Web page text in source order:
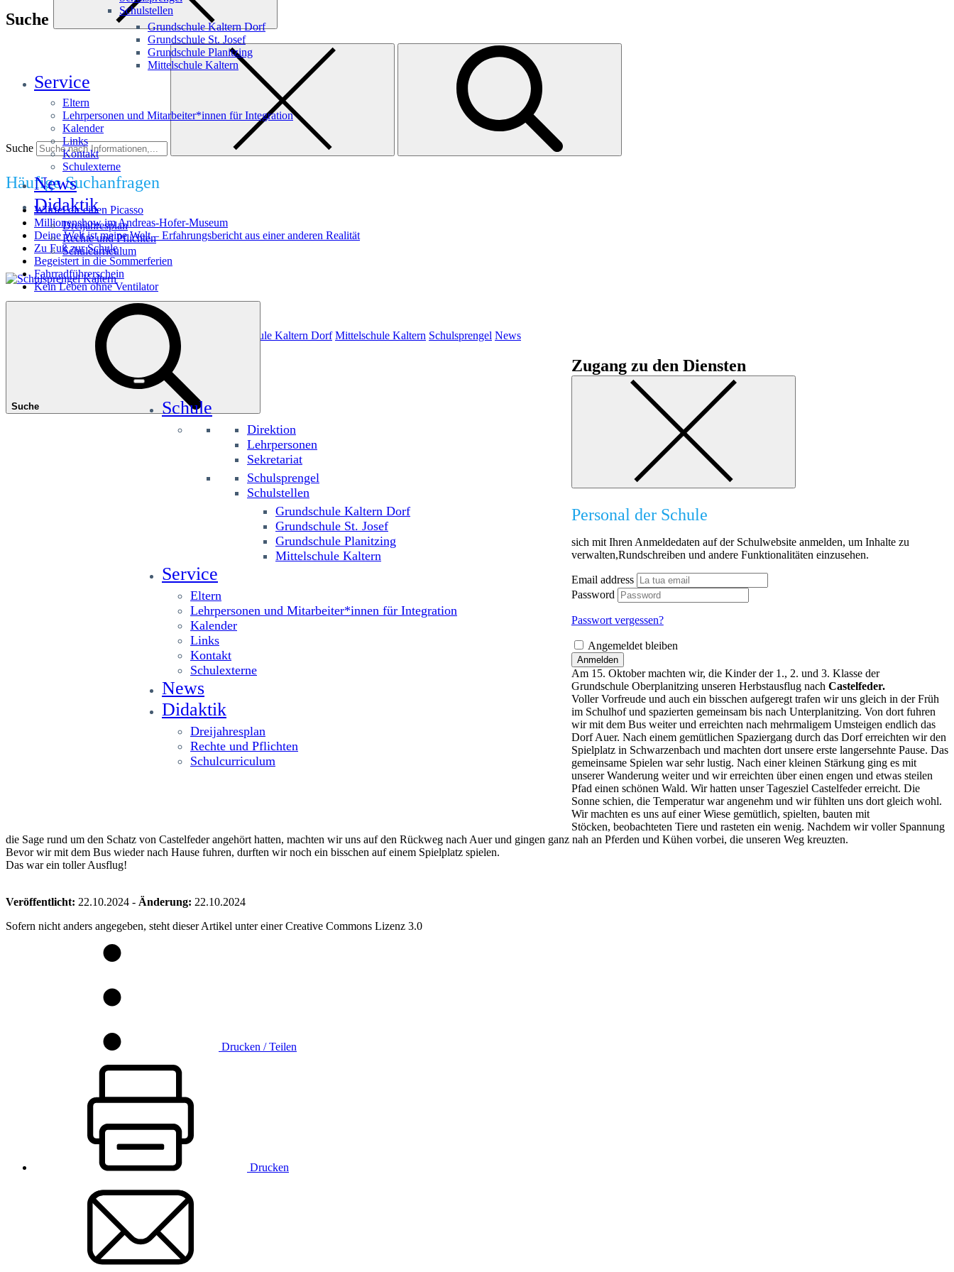
Schulstellen
Grundschule Kaltern Dorf
Grundschule St. Josef
Grundschule Planitzing
Mittelschule Kaltern
Service
Eltern
Lehrpersonen und Mitarbeiter*innen für Integration
Kalender
Links
Kontakt
Schulexterne
News
Didaktik
Dreijahresplan
Rechte und Pflichten
Schulcurriculum
Suche Schule
Direktion
Lehrpersonen
Sekretariat
Schulsprengel
Schulstellen
Grundschule Kaltern Dorf
Grundschule St. Josef
Grundschule Planitzing
Mittelschule Kaltern
Service
Eltern
Lehrpersonen und Mitarbeiter*innen für Integration
Kalender
Links
Kontakt
Schulexterne
News
Didaktik
Dreijahresplan
Rechte und Pflichten
Schulcurriculum
Suche
Suche
Häufige Suchanfragen
Würfel dir einen Picasso
Millionenshow im Andreas-Hofer-Museum
Deine Welt ist meine Welt – Erfahrungsbericht aus einer anderen Realität
Zu Fuß zur Schule
Begeistert in die Sommerferien
Fahrradführerschein
Kein Leben ohne Ventilator
Das könnte Sie interessieren
Grundschule Planitzing Grundschule St. Josef Grundschule Kaltern Dorf Mittelschule Kaltern Schulsprengel News
Zugang zu den Diensten
Personal der Schule
sich mit Ihren Anmeldedaten auf der Schulwebsite anmelden, um Inhalte zu
verwalten,Rundschreiben und andere Funktionalitäten einzusehen.
Email address
Password
Passwort vergessen?
Angemeldet bleiben
Anmelden
Am 15. Oktober machten wir, die Kinder der 1., 2. und 3. Klasse der
Grundschule Oberplanitzing unseren Herbstausflug nach Castelfeder.
Voller Vorfreude und auch ein bisschen aufgeregt trafen wir uns gleich in der Früh
im Schulhof und spazierten gemeinsam bis nach Unterplanitzing. Von dort fuhren
wir mit dem Bus weiter und erreichten nach mehrmaligem Umsteigen endlich das
Dorf Auer. Nach einem gemütlichen Spaziergang durch das Dorf erreichten wir den
Spielplatz in Schwarzenbach und machten dort unsere erste langersehnte Pause. Das
gemeinsame Spielen war sehr lustig. Nach einer kleinen Stärkung ging es mit
unserer Wanderung weiter und wir erreichten über einen engen und etwas steilen
Pfad einen schönen Wald. Wir hatten unser Tagesziel Castelfeder erreicht. Die
Sonne schien, die Temperatur war angenehm und wir fühlten uns dort gleich wohl.
Wir machten es uns auf einer Wiese gemütlich, spielten, bauten mit
Stöcken, beobachteten Tiere und rasteten ein wenig. Nachdem wir voller Spannung
die Sage rund um den Schatz von Castelfeder angehört hatten, machten wir uns auf den Rückweg nach Auer und gingen ganz nah an Pferden und Kühen vorbei, die unseren Weg kreuzten.
Bevor wir mit dem Bus wieder nach Hause fuhren, durften wir noch ein bisschen auf einem Spielplatz spielen.
Das war ein toller Ausflug!
Veröffentlicht: 22.10.2024 - Änderung: 22.10.2024
Sofern nicht anders angegeben, steht dieser Artikel unter einer Creative Commons Lizenz 3.0
Drucken / Teilen
Drucken